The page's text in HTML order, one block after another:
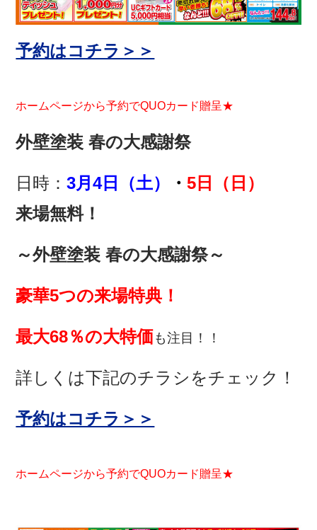
予約はコチラ＞＞
ホームページから予約でQUOカード贈呈★
外壁塗装 春の大感謝祭
日時：3月4日（土） ・5日（日）
来場無料！
～外壁塗装 春の大感謝祭～
豪華5つの来場特典！
最大68％の大特価も注目！！
詳しくは下記のチラシをチェック！
予約はコチラ＞＞
ホームページから予約でQUOカード贈呈★